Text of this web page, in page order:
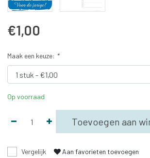
€1,00
Maak een keuze: *
Op voorraad
Toevoegen aan
Vergelijk Aan favorieten toevoegen